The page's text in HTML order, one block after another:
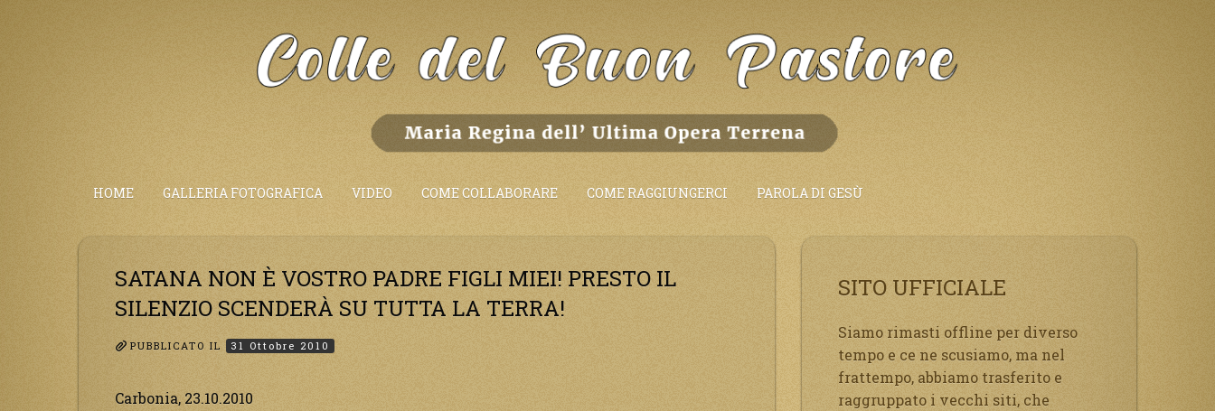
HOME GALLERIA FOTOGRAFICA VIDEO COME COLLABORARE COME RAGGIUNGERCI PAROLA DI GESÙ
SATANA NON È VOSTRO PADRE FIGLI MIEI! PRESTO IL
SILENZIO SCENDERÀ SU TUTTA LA TERRA!
PUBBLICATO IL 31 Ottobre 2010
Carbonia, 23.10.2010
SITO UFFICIALE
Siamo rimasti offline per diverso
tempo e ce ne scusiamo, ma nel
frattempo, abbiamo trasferito e
raggruppato i vecchi siti, che